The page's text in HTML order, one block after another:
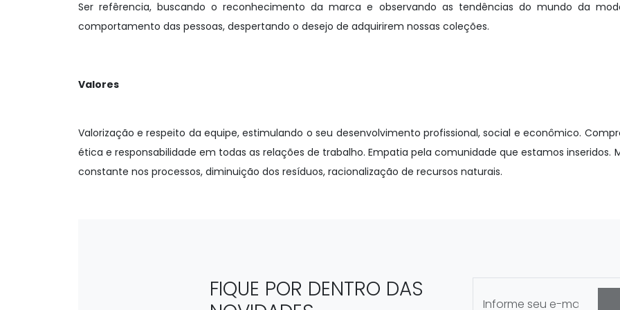
Ser refêrencia, buscando o reconhecimento da marca e observando as tendências do mundo da
comportamento das pessoas, despertando o desejo de adquirirem nossas coleções.
Valores
Valorização e respeito da equipe, estimulando o seu desenvolvimento profissional, social e econômico.
ética e responsabilidade em todas as relações de trabalho. Empatia pela comunidade que estamos inseridos.
constante nos processos, diminuição dos resíduos, racionalização de recursos naturais.
FIQUE POR DENTRO DAS